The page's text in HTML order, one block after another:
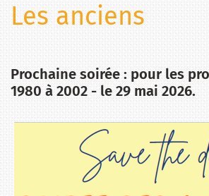
Les anciens
Prochaine soirée : pour les
1980 à 2002 - le 29 mai 2026.